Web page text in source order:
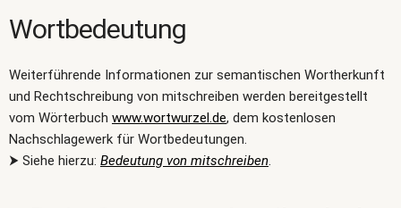
Wortbedeutung
Weiterführende Informationen zur semantischen Wortherkunft
und Rechtschreibung von mitschreiben werden bereitgestellt
vom Wörterbuch www.wortwurzel.de, dem kostenlosen
Nachschlagewerk für Wortbedeutungen.
⮞ Siehe hierzu: Bedeutung von mitschreiben.